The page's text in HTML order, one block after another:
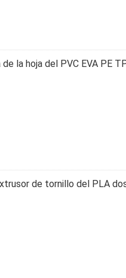
la hoja del PVC EVA PE
de tornillo del PLA